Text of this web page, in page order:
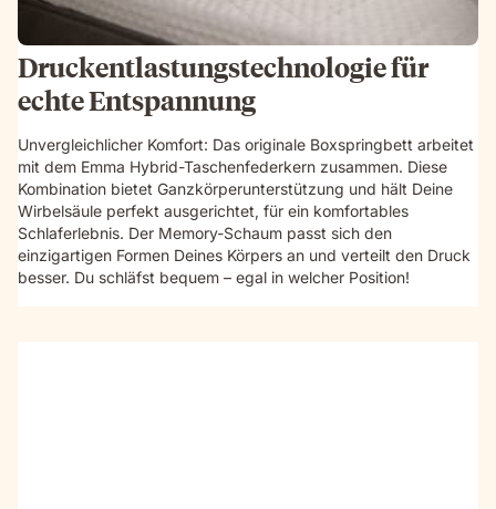
Druckentlastungstechnologie für
echte Entspannung
Unvergleichlicher Komfort: Das originale Boxspringbett arbeitet
mit dem Emma Hybrid-Taschenfederkern zusammen. Diese
Kombination bietet Ganzkörperunterstützung und hält Deine
Wirbelsäule perfekt ausgerichtet, für ein komfortables
Schlaferlebnis. Der Memory-Schaum passt sich den
einzigartigen Formen Deines Körpers an und verteilt den Druck
besser. Du schläfst bequem – egal in welcher Position!